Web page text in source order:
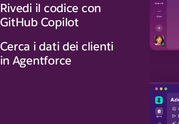
Rivedi il codice con
GitHub Copilot
Cerca i dati dei clienti
in Agentforce